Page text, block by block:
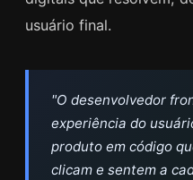
usuário final.
"O desenvolvedor
experiência do
produto em código
clicam e sentem a